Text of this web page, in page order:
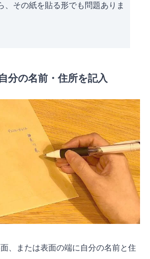
、その紙を貼る形でも問題ありま
分の名前・住所を記入
、または表面の端に自分の名前と住